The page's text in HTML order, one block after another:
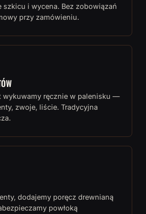
szkicu i wycena. Bez zobowiązań
przy zamówieniu.
wykuwamy ręcznie w palenisku —
zwoje, liście. Tradycyjna
dodajemy poręcz drewnianą
powłoką